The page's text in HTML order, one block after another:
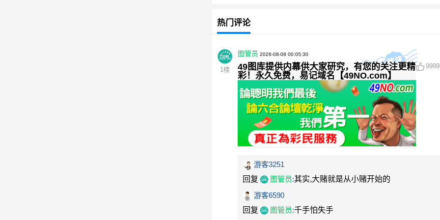
热门评论
1楼
图管员 2026-08-08 00:05:30
49图库提供内幕供大家研究，有您的关注更精
彩！永久免费，易记域名【49NO.com】
游客3251
回复
图管员:其实,大赌就是从小赌开始的
游客6590
回复
图管员:千手怕失手